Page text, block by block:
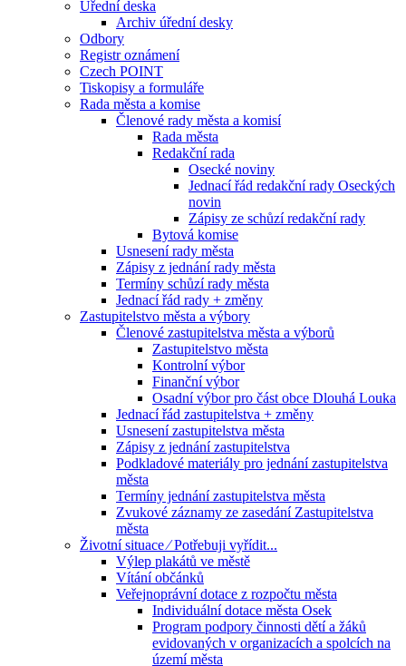
Úřední deska
Archiv úřední desky
Odbory
Registr oznámení
Czech POINT
Tiskopisy a formuláře
Rada města a komise
Členové rady města a komisí
Rada města
Redakční rada
Osecké noviny
Jednací řád redakční rady Oseckých
novin
Zápisy ze schůzí redakční rady
Bytová komise
Usnesení rady města
Zápisy z jednání rady města
Termíny schůzí rady města
Jednací řád rady + změny
Zastupitelstvo města a výbory
Členové zastupitelstva města a výborů
Zastupitelstvo města
Kontrolní výbor
Finanční výbor
Osadní výbor pro část obce Dlouhá Louka
Jednací řád zastupitelstva + změny
Usnesení zastupitelstva města
Zápisy z jednání zastupitelstva
Podkladové materiály pro jednání zastupitelstva
města
Termíny jednání zastupitelstva města
Zvukové záznamy ze zasedání Zastupitelstva
města
Životní situace ⁄ Potřebuji vyřídit...
Výlep plakátů ve městě
Vítání občánků
Veřejnoprávní dotace z rozpočtu města
Individuální dotace města Osek
Program podpory činnosti dětí a žáků
evidovaných v organizacích a spolcích na
území města